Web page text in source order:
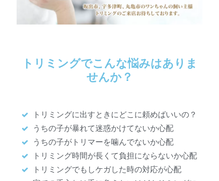
トリミングでこんな悩みはありま
せんか？
トリミングに出すときにどこに頼めばいいの？
うちの子が暴れて迷惑かけてないか心配
うちの子がトリマーを噛んでないか心配
トリミング時間が長くて負担にならないか心配
トリミングでもしケガした時の対応が心配